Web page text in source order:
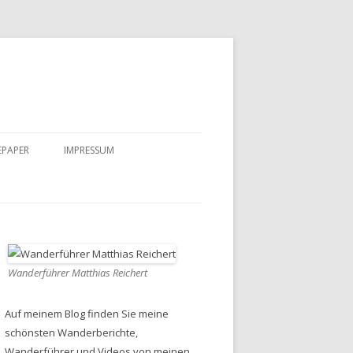
IMPRESSUM
Wanderführer Matthias Reichert
Auf meinem Blog finden Sie meine
schönsten Wanderberichte,